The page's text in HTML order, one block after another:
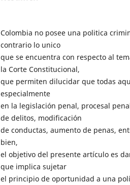
Colombia no posee una politica
contrario lo unico
que se encuentra con respecto al
la Corte Constitucional,
que permiten dilucidar que todas
especialmente
en la legislación penal, procesal
de delitos, modificación
de conductas, aumento de penas,
bien,
el objetivo del presente artículo es
que implica sujetar
el principio de oportunidad a una